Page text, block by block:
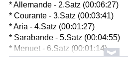
* Allemande - 2.Satz (00:06:27)
* Courante - 3.Satz (00:03:41)
* Aria - 4.Satz (00:01:27)
* Sarabande - 5.Satz (00:04:55)
* Menuet - 6.Satz (00:01:14)
* Gigue - 7.Satz (00:01:41)